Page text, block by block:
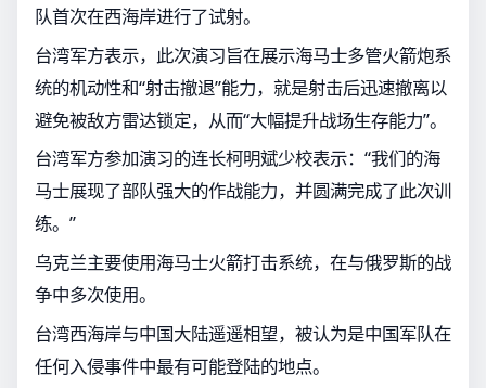
队首次在西海岸进行了试射。
台湾军方表示，此次演习旨在展示海马士多管火箭炮系
统的机动性和“射击撤退”能力，就是射击后迅速撤离以
避免被敌方雷达锁定，从而“大幅提升战场生存能力”。
台湾军方参加演习的连长柯明斌少校表示：“我们的海
马士展现了部队强大的作战能力，并圆满完成了此次训
练。”
乌克兰主要使用海马士火箭打击系统，在与俄罗斯的战
争中多次使用。
台湾西海岸与中国大陆遥遥相望，被认为是中国军队在
任何入侵事件中最有可能登陆的地点。